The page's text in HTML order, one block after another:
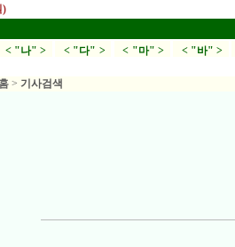
)
< "나" > < "다" > < "마" > < "바" >
홈 > 기사검색